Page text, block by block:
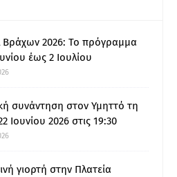
Βράχων 2026: Το πρόγραμμα
έως 2 Ιουλίου
συνάντηση στον Υμηττό τη
Ιουνίου 2026 στις 19:30
γιορτή στην Πλατεία